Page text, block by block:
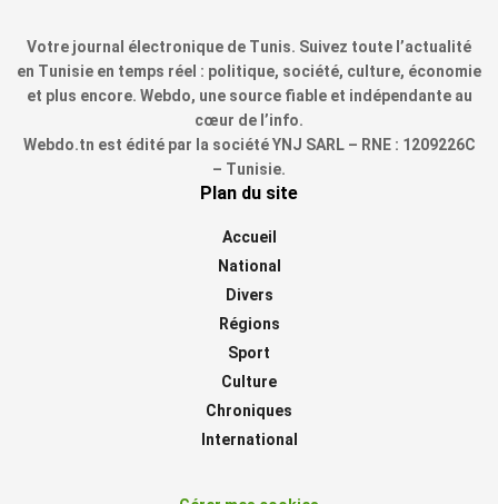
Votre journal électronique de Tunis. Suivez toute l’actualité
en Tunisie en temps réel : politique, société, culture, économie
et plus encore. Webdo, une source fiable et indépendante au
cœur de l’info.
Webdo.tn est édité par la société YNJ SARL – RNE : 1209226C
– Tunisie.
Plan du site
Accueil
National
Divers
Régions
Sport
Culture
Chroniques
International